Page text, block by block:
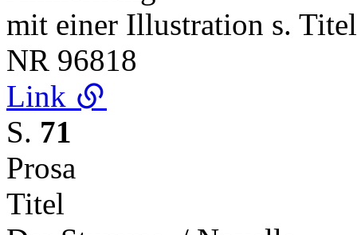
mit einer Illustration s.
NR 96818
Link
S. 71
Prosa
Titel